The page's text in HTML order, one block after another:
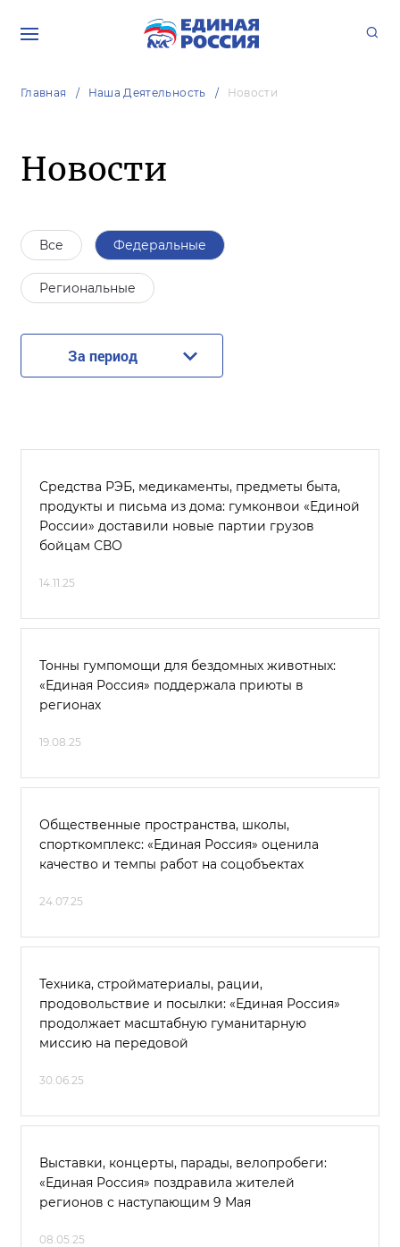
Главная Наша Деятельность Новости
Новости
Все Федеральные
Региональные
За период
Средства РЭБ, медикаменты, предметы быта,
продукты и письма из дома: гумконвои «Единой
России» доставили новые партии грузов
бойцам СВО
14.11.25
Тонны гумпомощи для бездомных животных:
«Единая Россия» поддержала приюты в
регионах
19.08.25
Общественные пространства, школы,
спорткомплекс: «Единая Россия» оценила
качество и темпы работ на соцобъектах
24.07.25
Техника, стройматериалы, рации,
продовольствие и посылки: «Единая Россия»
продолжает масштабную гуманитарную
миссию на передовой
30.06.25
Выставки, концерты, парады, велопробеги:
«Единая Россия» поздравила жителей
регионов с наступающим 9 Мая
08.05.25